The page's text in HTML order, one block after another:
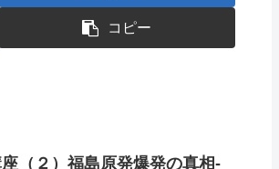
コピー
（２）福島原発爆発の真相-